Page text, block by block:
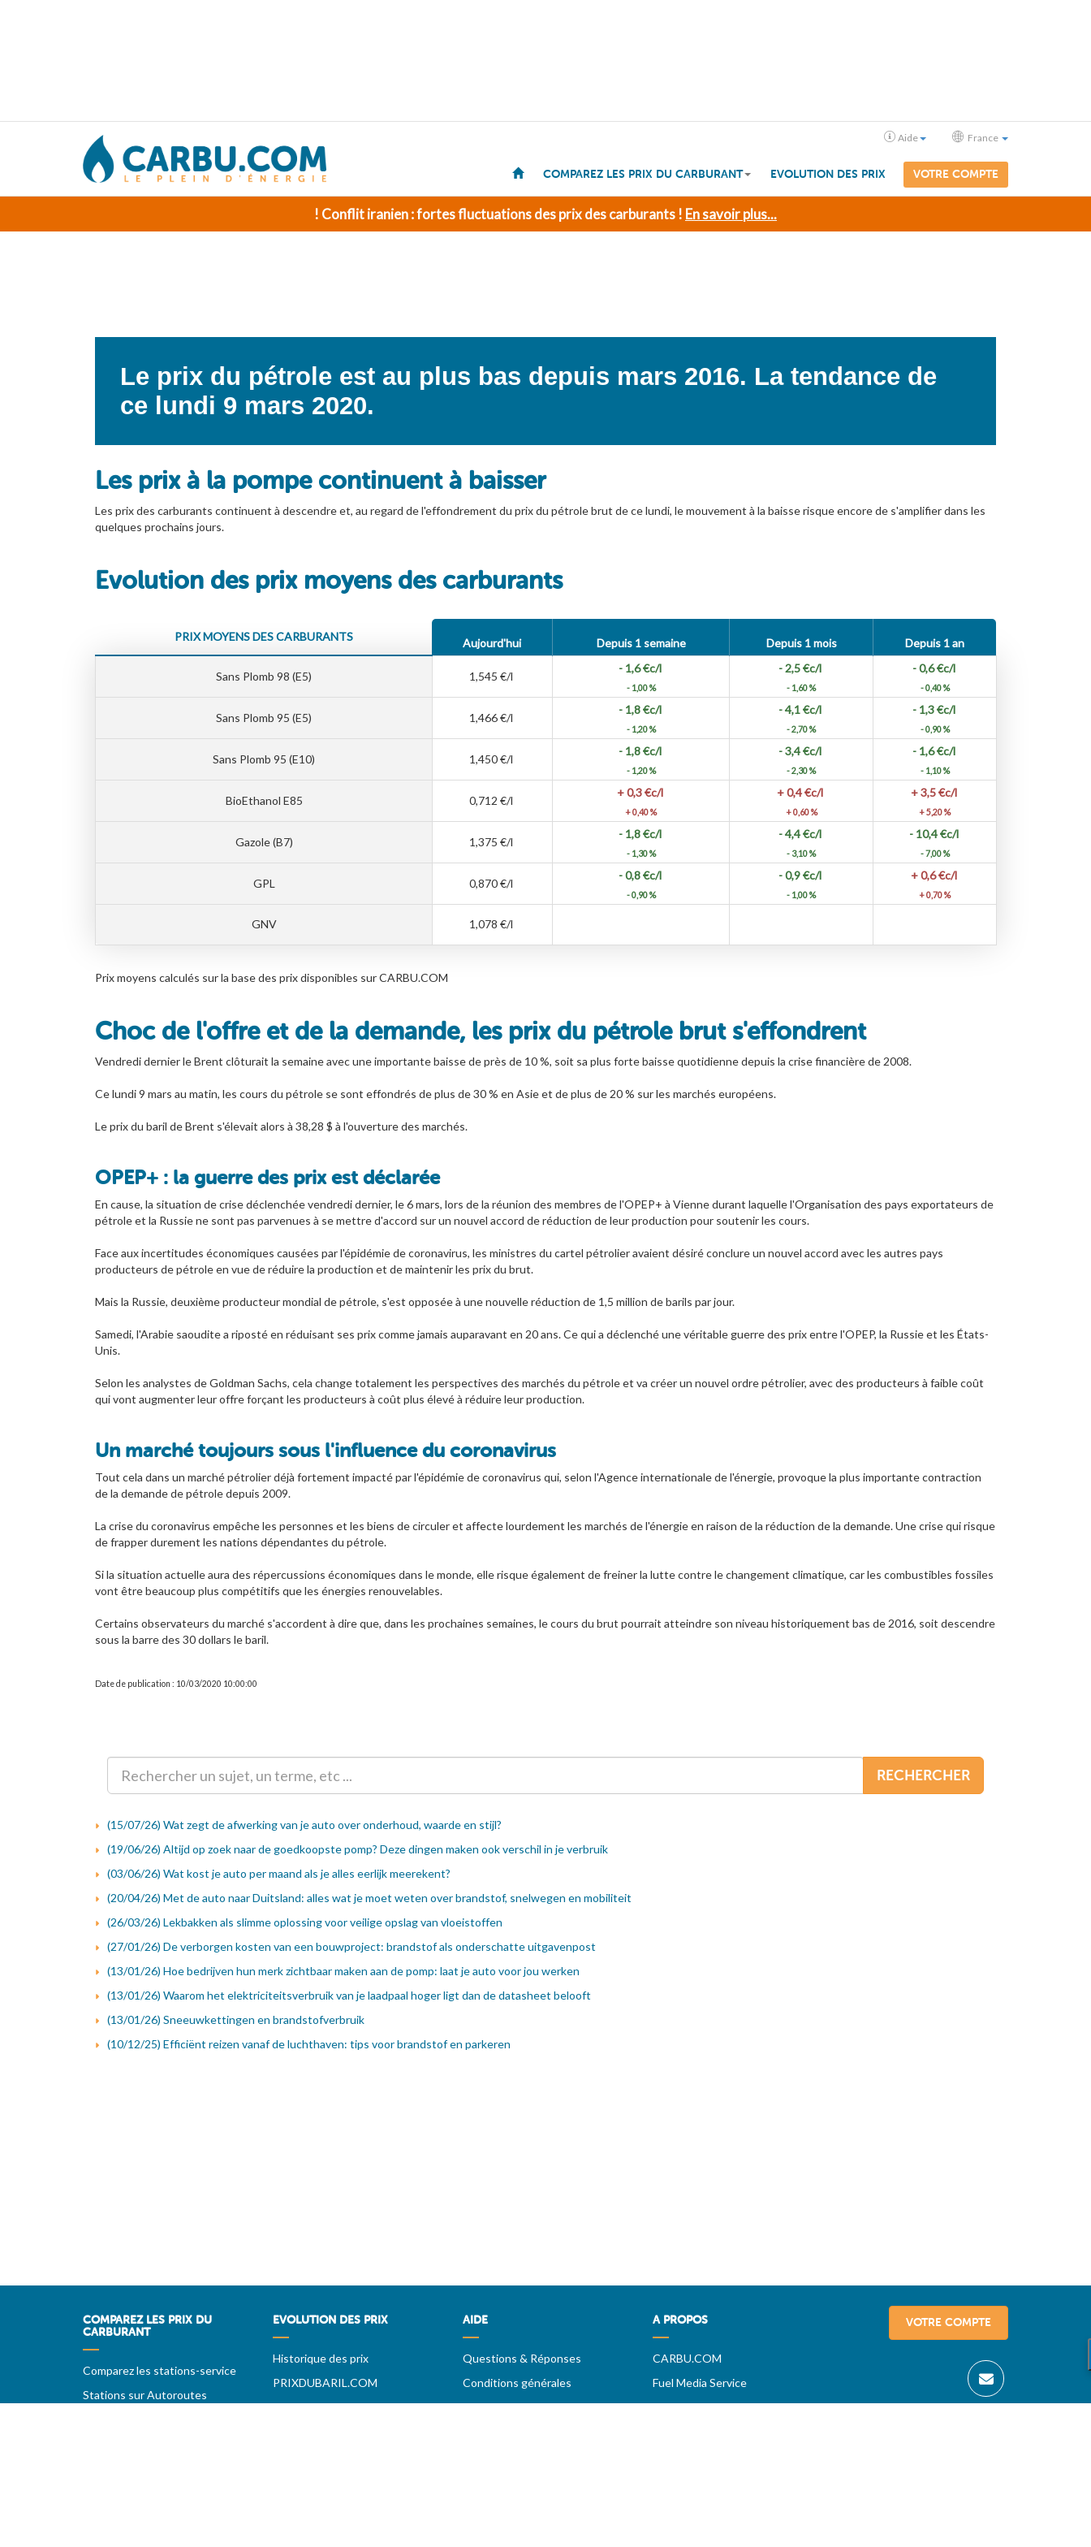
Aide France
COMPAREZ LES PRIX DU CARBURANT EVOLUTION DES PRIX VOTRE COMPTE
! Conflit iranien : fortes fluctuations des prix des carburants ! En savoir plus...
Le prix du pétrole est au plus bas depuis mars 2016. La tendance de
ce lundi 9 mars 2020.
Les prix à la pompe continuent à baisser
Les prix des carburants continuent à descendre et, au regard de l'effondrement du prix du pétrole brut de ce lundi, le mouvement à la baisse risque encore de s'amplifier dans les
quelques prochains jours.
Evolution des prix moyens des carburants
PRIX MOYENS DES CARBURANTS Aujourd'hui Depuis 1 semaine Depuis 1 mois Depuis 1 an
Sans Plomb 98 (E5) 1,545 €/l
- 1,6€c/l
- 1,00 %
- 2,5€c/l
- 1,60 %
- 0,6€c/l
- 0,40 %
Sans Plomb 95 (E5) 1,466€/l
- 1,8€c/l
- 1,20 %
- 4,1€c/l
- 2,70 %
- 1,3€c/l
- 0,90 %
Sans Plomb 95 (E10) 1,450€/l
- 1,8€c/l
- 1,20 %
- 3,4€c/l
- 2,30 %
- 1,6€c/l
- 1,10 %
BioEthanol E85 0,712 €/l
+ 0,3€c/l
+ 0,40 %
+ 0,4€c/l
+ 0,60 %
+ 3,5€c/l
+ 5,20 %
Gazole (B7) 1,375 €/l
- 1,8€c/l
- 1,30 %
- 4,4€c/l
- 3,10 %
- 10,4€c/l
- 7,00 %
GPL 0,870€/l
- 0,8€c/l
- 0,90 %
- 0,9€c/l
- 1,00 %
+ 0,6€c/l
+ 0,70 %
GNV 1,078 €/l
Prix moyens calculés sur la base des prix disponibles sur CARBU.COM
Choc de l'offre et de la demande, les prix du pétrole brut s'effondrent
Vendredi dernier le Brent clôturait la semaine avec une importante baisse de près de 10 %, soit sa plus forte baisse quotidienne depuis la crise financière de 2008.
Ce lundi 9 mars au matin, les cours du pétrole se sont effondrés de plus de 30 % en Asie et de plus de 20 % sur les marchés européens.
Le prix du baril de Brent s'élevait alors à 38,28 $ à l'ouverture des marchés.
OPEP+ : la guerre des prix est déclarée
En cause, la situation de crise déclenchée vendredi dernier, le 6 mars, lors de la réunion des membres de l'OPEP+ à Vienne durant laquelle l'Organisation des pays exportateurs de
pétrole et la Russie ne sont pas parvenues à se mettre d'accord sur un nouvel accord de réduction de leur production pour soutenir les cours.
Face aux incertitudes économiques causées par l'épidémie de coronavirus, les ministres du cartel pétrolier avaient désiré conclure un nouvel accord avec les autres pays
producteurs de pétrole en vue de réduire la production et de maintenir les prix du brut.
Mais la Russie, deuxième producteur mondial de pétrole, s'est opposée à une nouvelle réduction de 1,5 million de barils par jour.
Samedi, l'Arabie saoudite a riposté en réduisant ses prix comme jamais auparavant en 20 ans. Ce qui a déclenché une véritable guerre des prix entre l'OPEP, la Russie et les États-
Unis.
Selon les analystes de Goldman Sachs, cela change totalement les perspectives des marchés du pétrole et va créer un nouvel ordre pétrolier, avec des producteurs à faible coût
qui vont augmenter leur offre forçant les producteurs à coût plus élevé à réduire leur production.
Un marché toujours sous l'influence du coronavirus
Tout cela dans un marché pétrolier déjà fortement impacté par l'épidémie de coronavirus qui, selon l'Agence internationale de l'énergie, provoque la plus importante contraction
de la demande de pétrole depuis 2009.
La crise du coronavirus empêche les personnes et les biens de circuler et affecte lourdement les marchés de l'énergie en raison de la réduction de la demande. Une crise qui risque
de frapper durement les nations dépendantes du pétrole.
Si la situation actuelle aura des répercussions économiques dans le monde, elle risque également de freiner la lutte contre le changement climatique, car les combustibles fossiles
vont être beaucoup plus compétitifs que les énergies renouvelables.
Certains observateurs du marché s'accordent à dire que, dans les prochaines semaines, le cours du brut pourrait atteindre son niveau historiquement bas de 2016, soit descendre
sous la barre des 30 dollars le baril.
Date de publication : 10/03/2020 10:00:00
RECHERCHER
(15/07/26) Wat zegt de afwerking van je auto over onderhoud, waarde en stijl?
(19/06/26) Altijd op zoek naar de goedkoopste pomp? Deze dingen maken ook verschil in je verbruik
(03/06/26) Wat kost je auto per maand als je alles eerlijk meerekent?
(20/04/26) Met de auto naar Duitsland: alles wat je moet weten over brandstof, snelwegen en mobiliteit
(26/03/26) Lekbakken als slimme oplossing voor veilige opslag van vloeistoffen
(27/01/26) De verborgen kosten van een bouwproject: brandstof als onderschatte uitgavenpost
(13/01/26) Hoe bedrijven hun merk zichtbaar maken aan de pomp: laat je auto voor jou werken
(13/01/26) Waarom het elektriciteitsverbruik van je laadpaal hoger ligt dan de datasheet belooft
(13/01/26) Sneeuwkettingen en brandstofverbruik
(10/12/25) Efficiënt reizen vanaf de luchthaven: tips voor brandstof en parkeren
COMPAREZ LES PRIX DU
CARBURANT
Comparez les stations-service
Stations sur Autoroutes
EVOLUTION DES PRIX
Historique des prix
PRIXDUBARIL.COM
AIDE
Questions & Réponses
Conditions générales
Contact
A PROPOS
CARBU.COM
Fuel Media Service
Espace fournisseurs
VOTRE COMPTE